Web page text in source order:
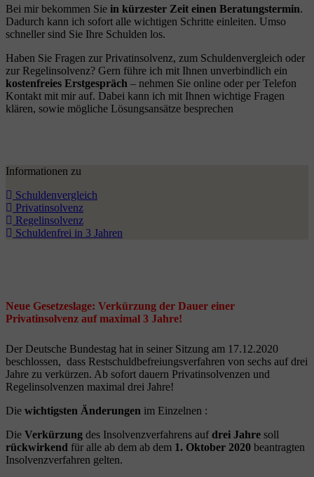
Bei mir bekommen Sie in kürzester Zeit einen Beratungstermin.
Dadurch kann ich sofort alle wichtigen Schritte einleiten. Umso
schneller sind Sie Ihre Schulden los.
Haben Sie Fragen zur Privatinsolvenz, zum Schuldenvergleich oder
zur Regelinsolvenz? Gern führe ich mit Ihnen unverbindlich ein
kostenfreies Erstgespräch – nehmen Sie online oder per Telefon
Kontakt mit mir auf. Dabei kann ich mit Ihnen wichtige Fragen
klären, sowie mögliche Lösungsansätze besprechen
Informationen zu
Schuldenvergleich
Privatinsolvenz
Regelinsolvenz
Schuldenfrei in 3 Jahren
Neue Gesetzeslage: Verkürzung der Dauer einer
Privatinsolvenz auf maximal 3 Jahre!
Der Deutsche Bundestag hat in seiner Sitzung am 17.12.2020
beschlossen, dass Restschuldbefreiungsverfahren von sechs auf drei
Jahre zu verkürzen. Ab sofort dauern Privatinsolvenzen und
Regelinsolvenzen maximal drei Jahre!
Die wichtigsten Änderungen im Einzelnen :
Die Verkürzung des Insolvenzverfahrens aufdrei Jahre soll
rückwirkend für alle ab dem ab dem 1. Oktober 2020 beantragten
Insolvenzverfahren gelten.